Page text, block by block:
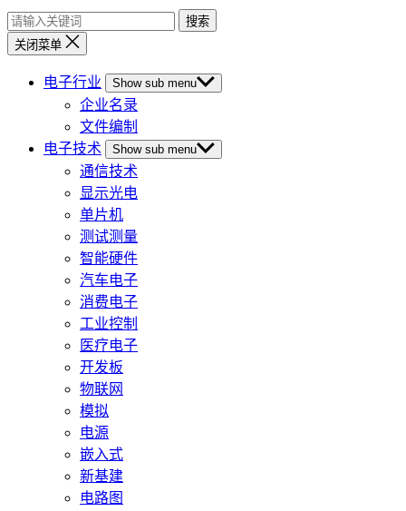
搜索
关闭菜单
电子行业 Show sub menu
企业名录
文件编制
电子技术
Show sub menu
通信技术
显示光电
单片机
测试测量
智能硬件
汽车电子
消费电子
工业控制
医疗电子
开发板
物联网
模拟
电源
嵌入式
新基建
电路图